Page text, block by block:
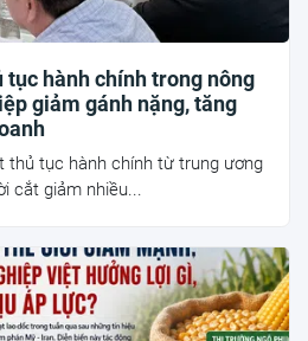
tục hành chính trong nông
giảm gánh nặng, tăng
thủ tục hành chính từ trung ương
cắt giảm nhiều...